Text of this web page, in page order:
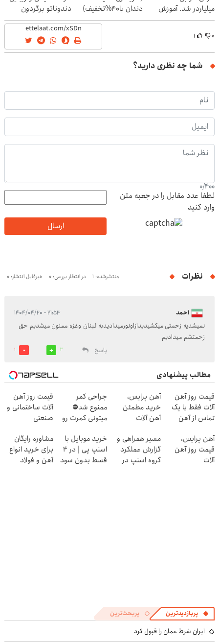
میلیاردر شد. آموزش
رایگان
دندان با40%تخفیف)
دندوناتو برگردون
(40%off)
۰ ۱
شما چه نظری دارید؟
0/400
لطفا عدد مقابل را در جعبه متن
وارد کنید
ارسال
نظرات منتشرشده: 1 در انتظار بررسی: 0 غیرقابل انتشار: 0
احمد ۲۱:۵۳ - ۱۴۰۴/۰۴/۲۰
نمیشدیه زحمتی میکشیدیدازاونورمیدادیدبه لبنان وغزه ممنون میشدیم حق
زحمتشم میدادیم
پاسخ
2
1
مطالب پیشنهادی
قیمت روز آهن
آلات فقط با یک
تماس از آهن
آهن پرایس،
خرید مطمئن
آهن آلات
جراحی کمر
ممنوع شد⛔
میتونی کمرت رو
کنی! 👈🏻
پرسش‌نامه
قیمت روز آهن
آلات ساختمانی و
صنعتی
آهن پرایس،
قیمت روز آهن
آلات
مسیر همراهی و
گزارش عملکرد
گروه اسنپ در
خرید موبایل با
اسنپ پی | در ۴
قسط بدون سود
مشاوره رایگان
برای خرید انواع
آهن و فولاد
پربازدیدترین پربحث‌ترین
ایران شرط عمان را قبول کرد